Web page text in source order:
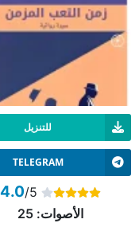
للتنزيل
TELEGRAM
4.0/5
الأصوات:25